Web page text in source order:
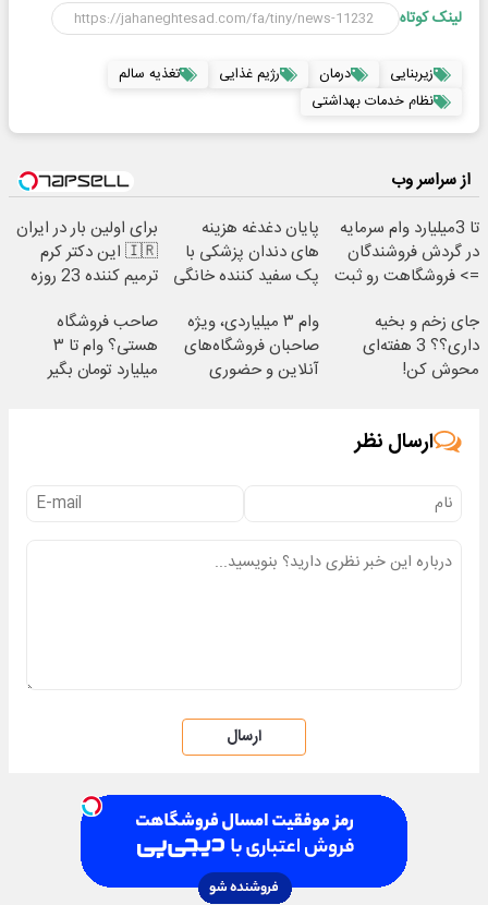
لینک کوتاه
زیربنایی درمان رژیم غذایی
تغذیه سالم
نظام خدمات بهداشتی
از سراسر وب
تا 3میلیارد وام سرمایه
در گردش فروشندگان
=> فروشگاهت رو ثبت
پایان دغدغه هزینه
های دندان پزشکی با
پک سفید کننده خانگی
برای اولین بار در ایران
🇮🇷 این دکتر کرم
ترمیم کننده 23 روزه
جای زخم و بخیه
داری؟؟ 3 هفته‌ای
محوش کن!
وام ۳ میلیاردی، ویژه
صاحبان فروشگاه‌های
آنلاین و حضوری
صاحب فروشگاه
هستی؟ وام تا ۳
میلیارد تومان بگیر
ارسال نظر
ارسال